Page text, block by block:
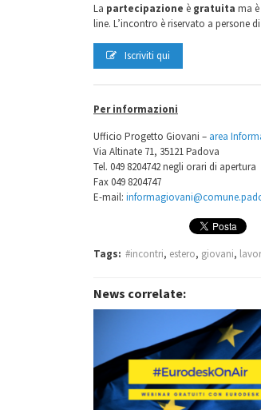
La partecipazione è gratuita ma è
line. L’incontro è riservato a persone di
Iscriviti qui
Per informazioni
Ufficio Progetto Giovani – area
Via Altinate 71, 35121 Padova
Tel. 049 8204742 negli orari di apertura
Fax 049 8204747
E-mail:
Tags: #incontri, estero, giovani,
News correlate: